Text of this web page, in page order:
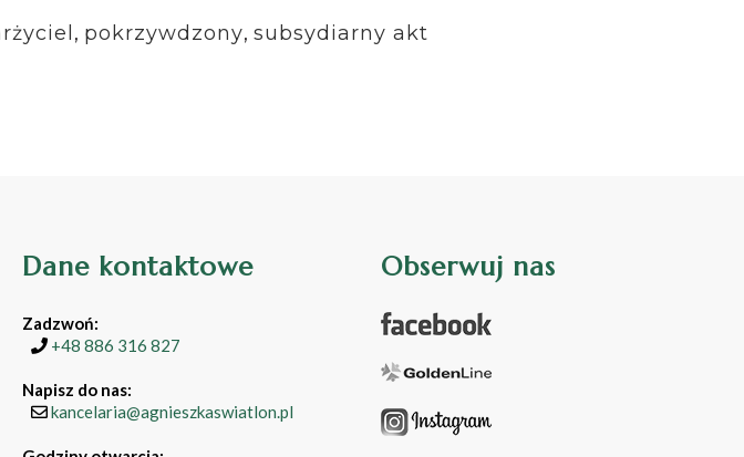
, pokrzywdzony, subsydiarny akt
Dane kontaktowe
Zadzwoń:
+48 886 316 827
Napisz do nas:
kancelaria@agnieszkaswiatlon.pl
Obserwuj nas